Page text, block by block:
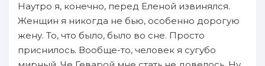
Наутро я, конечно, перед Еленой извинялся.
Женщин я никогда не бью, особенно дорогую
жену. То, что было, было во сне. Просто
приснилось. Вообще-то, человек я сугубо